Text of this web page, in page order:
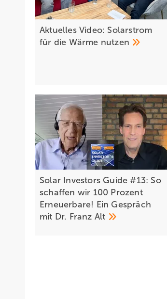
Aktuelles Video: Solarstrom
für die Wärme nutzen
Solar Investors Guide #13: So
schaffen wir 100 Prozent
Erneuerbare! Ein Gespräch
mit Dr. Franz Alt